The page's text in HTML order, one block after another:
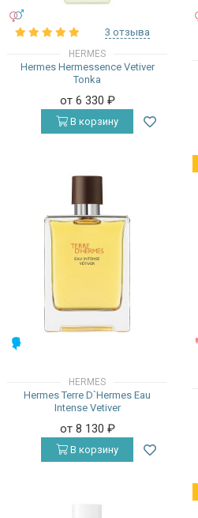
3 отзыва
HERMES
Hermes Hermessence Vetiver
Tonka
от 6 330 ₽
В корзину
HERMES
Hermes Terre D`Hermes Eau
Intense Vetiver
от 8 130 ₽
В корзину